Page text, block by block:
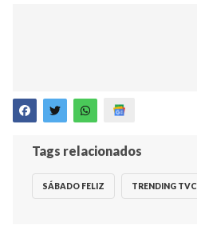
Tags relacionados
SÁBADO FELIZ TRENDING TVC